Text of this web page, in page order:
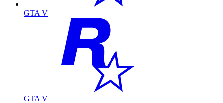
GTA V
GTA V